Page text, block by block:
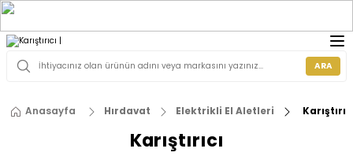
ARA
Anasayfa Hırdavat Elektrikli El Aletleri
Karıştırıcı